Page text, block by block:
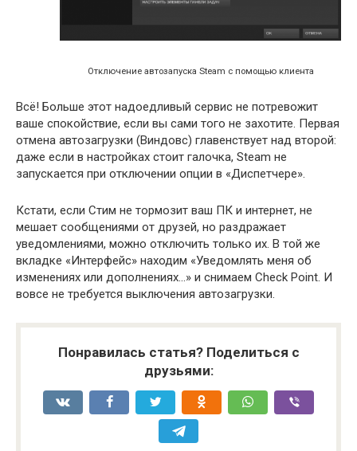
Отключение автозапуска Steam с помощью клиента
Всё! Больше этот надоедливый сервис не потревожит
ваше спокойствие, если вы сами того не захотите. Первая
отмена автозагрузки (Виндовс) главенствует над второй:
даже если в настройках стоит галочка, Steam не
запускается при отключении опции в «Диспетчере».
Кстати, если Стим не тормозит ваш ПК и интернет, не
мешает сообщениями от друзей, но раздражает
уведомлениями, можно отключить только их. В той же
вкладке «Интерфейс» находим «Уведомлять меня об
изменениях или дополнениях…» и снимаем Check Point. И
вовсе не требуется выключения автозагрузки.
Понравилась статья? Поделиться с
друзьями: